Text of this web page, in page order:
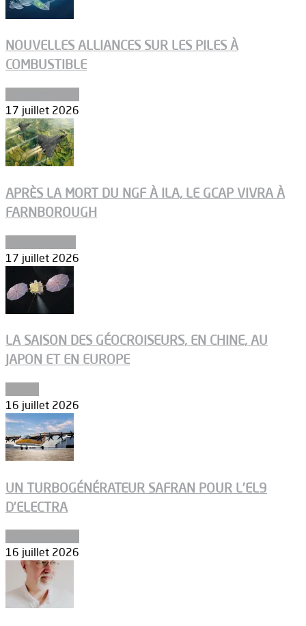
NOUVELLES ALLIANCES SUR LES PILES À
COMBUSTIBLE
17 juillet 2026
APRÈS LA MORT DU NGF À ILA, LE GCAP VIVRA À
FARNBOROUGH
17 juillet 2026
LA SAISON DES GÉOCROISEURS, EN CHINE, AU
JAPON ET EN EUROPE
16 juillet 2026
UN TURBOGÉNÉRATEUR SAFRAN POUR L’EL9
D’ELECTRA
16 juillet 2026